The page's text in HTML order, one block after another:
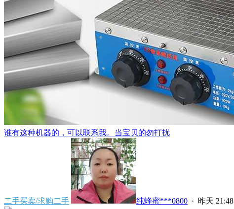
谁有这种机器的，可以联系我。当宝贝的勿打扰
二手买卖/求购二手 纯蜂蜜***0800 · 昨天 21:48